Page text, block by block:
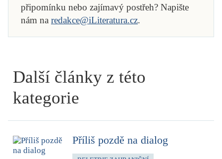
připomínku nebo zajímavý postřeh? Napište
nám na redakce@iLiteratura.cz.
Další články z této
kategorie
Příliš pozdě na dialog